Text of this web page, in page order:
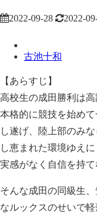
2022-09-28 2022-
古池十和
【あらすじ】
高校生の成田勝利は高
本格的に競技を始め
し遂げ、陸上部のみ
し恵まれた環境ゆえ
実感がなく自信を持て
そんな成田の同級生
なルックスのせいで